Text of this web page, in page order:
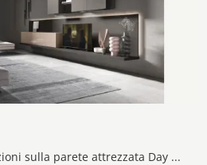
Clicca e ottieni informazioni sulla parete attrezzata Day Collection 06 della marca Alf Da Frè: è la soluzione dalle linee moderne perfetta per te.